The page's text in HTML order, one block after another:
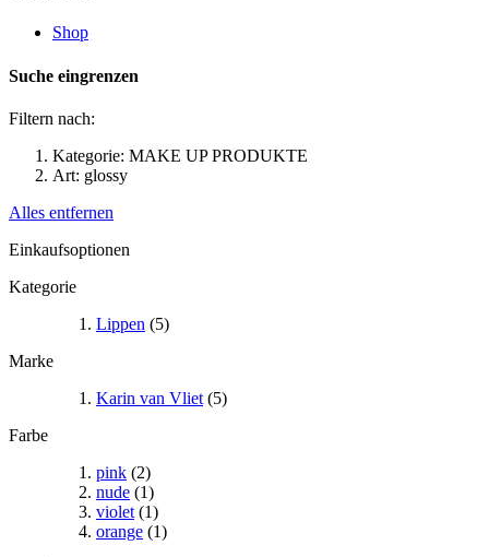
Shop
Suche eingrenzen
Filtern nach:
Kategorie: MAKE UP PRODUKTE
Art: glossy
Alles entfernen
Einkaufsoptionen
Kategorie
Lippen (5)
Marke
Karin van Vliet (5)
Farbe
pink (2)
nude (1)
violet (1)
orange (1)